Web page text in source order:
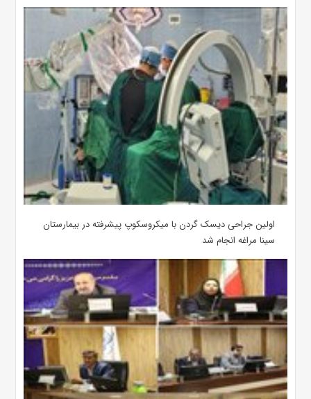
اولین جراحی دیسک گردن با میکروسکوپ پیشرفته در بیمارستان
سینا مراغه انجام شد